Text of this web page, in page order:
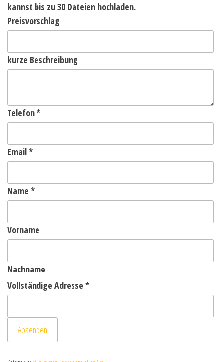
kannst bis zu 30 Dateien hochladen.
Preisvorschlag
kurze Beschreibung
Telefon*
Email*
Name *
Vorname
Nachname
Vollständige Adresse *
Absenden